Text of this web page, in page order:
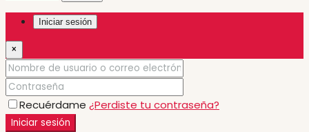
Iniciar sesión
×
Recuérdame ¿Perdiste tu contraseña?
Iniciar sesión